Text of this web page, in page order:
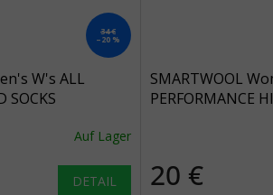
34 €
–20 %
W's ALL
SOCKS
Auf Lager
DETAIL
SMARTWOOL
PERFORMANCE
20 €